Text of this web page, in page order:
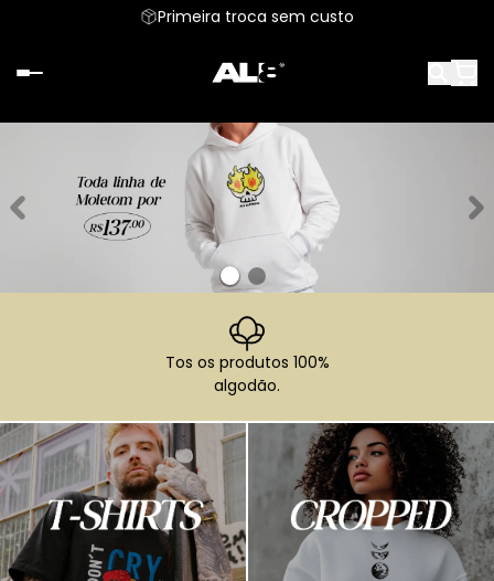
Primeira troca sem custo
Tos os produtos 100%
algodão.